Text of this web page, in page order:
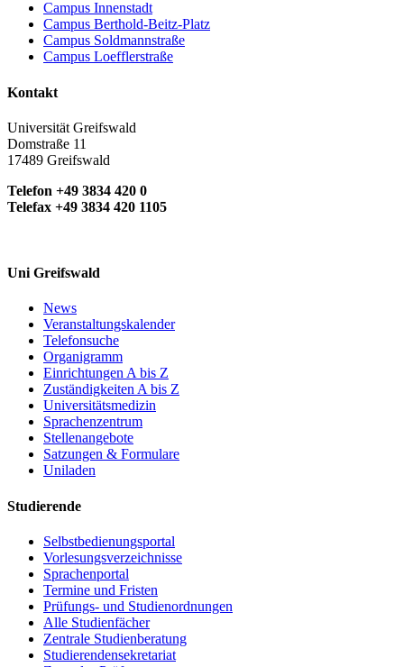
Campus Innenstadt
Campus Berthold-Beitz-Platz
Campus Soldmannstraße
Campus Loefflerstraße
Kontakt
Universität Greifswald
Domstraße 11
17489 Greifswald
Telefon +49 3834 420 0
Telefax +49 3834 420 1105
Uni Greifswald
News
Veranstaltungskalender
Telefonsuche
Organigramm
Einrichtungen A bis Z
Zuständigkeiten A bis Z
Universitätsmedizin
Sprachenzentrum
Stellenangebote
Satzungen & Formulare
Uniladen
Studierende
Selbstbedienungsportal
Vorlesungsverzeichnisse
Sprachenportal
Termine und Fristen
Prüfungs- und Studienordnungen
Alle Studienfächer
Zentrale Studienberatung
Studierendensekretariat